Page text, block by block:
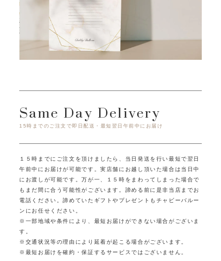
Same Day Delivery
15時までのご注文で即日配送・最短翌日午前中にお届け
１５時までにご注文を頂けましたら、当日発送を行い最短で翌日
午前中にお届けが可能です。実店舗にお越し頂いた場合は当日中
にお渡しが可能です。万が一、１５時をまわってしまった場合で
もまだ間に合う可能性がございます。 諦める前に是非当店までお
電話ください。諦めていたギフトやプレゼントもチャビーバルー
ンにお任せください。
※一部地域や条件により、最短お届けができない場合がございま
す。
※交通状況等の理由により延着が起こる場合がございます。
※最短お届けを確約・保証するサービスではございません。